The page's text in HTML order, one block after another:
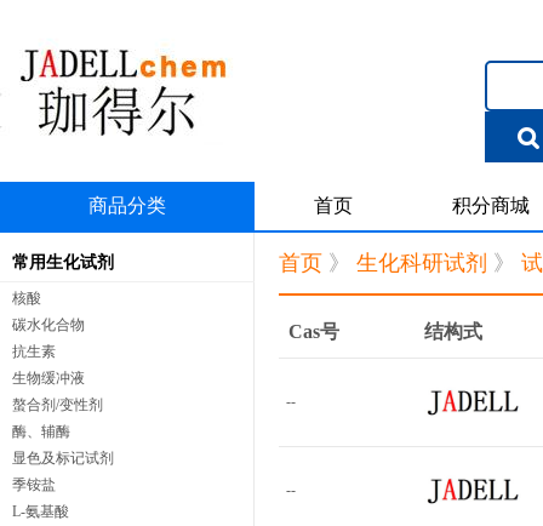
商品分类 首页 积分商城
常用生化试剂
核酸
碳水化合物
抗生素
生物缓冲液
螯合剂/变性剂
酶、辅酶
显色及标记试剂
季铵盐
L-氨基酸
首页 》 生化科研试剂 》
Cas号 结构式
--
--